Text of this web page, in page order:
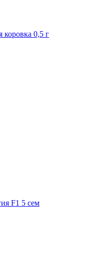
0,5 г
F1 5 сем